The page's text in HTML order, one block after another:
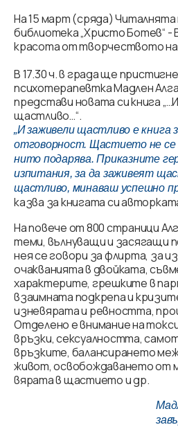
На 15 март (сряда) Читалнята
библиотека „Христо Ботев“ -
красота от творчеството
В 17.30 ч. в града ще
психотерапевтка Мадлен
представи новата си книга
щастливо…“.
„И заживели щастливо е книга
отговорност. Щастието не се
нито подарява. Приказните
изпитания, за да заживеят
щастливо, минаваш успешно
казва за книгата си
На повече от 800 страници
теми, вълнуващи и засягащи
нея се говори за флирта, за
очакванията в двойката,
характерите, грешките в
взаимната подкрепа и
изневярата и ревността,
Отделено е внимание на
връзки, сексуалността,
връзките, балансирането
живот, освобождаването от
вярата в щастието и др.